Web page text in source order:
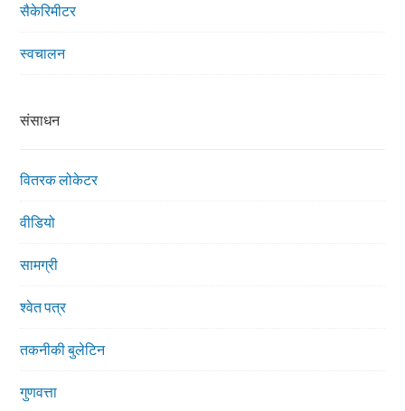
सैकेरिमीटर
स्वचालन
संसाधन
वितरक लोकेटर
वीडियो
सामग्री
श्वेत पत्र
तकनीकी बुलेटिन
गुणवत्ता